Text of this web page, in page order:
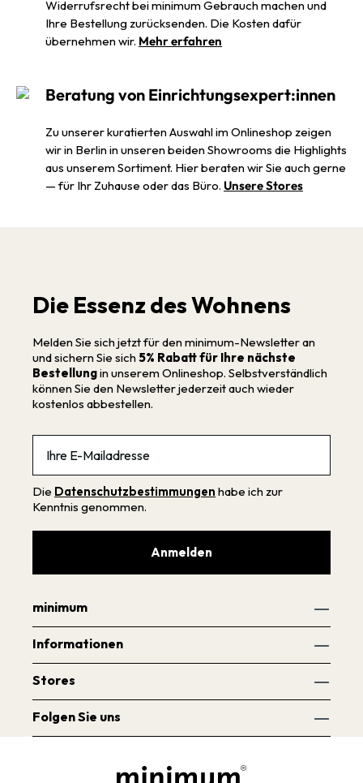
Widerrufsrecht bei minimum Gebrauch machen und
Ihre Bestellung zurücksenden. Die Kosten dafür
übernehmen wir. Mehr erfahren
Beratung von Einrichtungsexpert:innen
Zu unserer kuratierten Auswahl im Onlineshop zeigen
wir in Berlin in unseren beiden Showrooms die Highlights
aus unserem Sortiment. Hier beraten wir Sie auch gerne
— für Ihr Zuhause oder das Büro. Unsere Stores
Die Essenz des Wohnens
Melden Sie sich jetzt für den minimum-Newsletter an
und sichern Sie sich 5% Rabatt für Ihre nächste
Bestellungin unserem Onlineshop. Selbstverständlich
können Sie den Newsletter jederzeit auch wieder
kostenlos abbestellen.
Die Datenschutzbestimmungen habe ich zur
Kenntnis genommen.
Anmelden
minimum
Informationen
Stores
Folgen Sie uns